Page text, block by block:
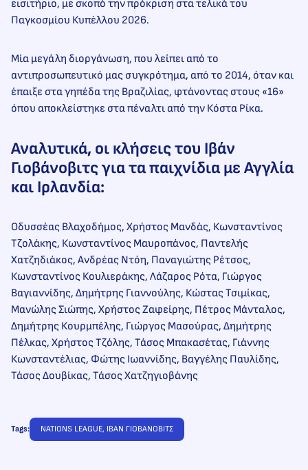
εισιτήριο, με σκοπό την πρόκριση στα τελικά του
Παγκοσμίου Κυπέλλου 2026.
Μία μεγάλη διοργάνωση, που λείπει από το
αντιπροσωπευτικό μας συγκρότημα, από το 2014, όταν και
έπαιξε στα γηπέδα της Βραζιλίας, φτάνοντας στους «16»
όπου αποκλείστηκε στα πέναλτι από την Κόστα Ρίκα.
Αναλυτικά, οι κλήσεις του Ιβάν
Γιοβάνοβιτς για τα παιχνίδια με Αγγλία
και Ιρλανδία:
Οδυσσέας Βλαχοδήμος, Χρήστος Μανδάς, Κωνσταντίνος
Τζολάκης, Κωνσταντίνος Μαυροπάνος, Παντελής
Χατζηδιάκος, Ανδρέας Ντόη, Παναγιώτης Ρέτσος,
Κωνσταντίνος Κουλιεράκης, Λάζαρος Ρότα, Γιώργος
Βαγιαννίδης, Δημήτρης Γιαννούλης, Κώστας Τσιμίκας,
Μανώλης Σιώπης, Χρήστος Ζαφείρης, Πέτρος Μάνταλος,
Δημήτρης Κουρμπέλης, Γιώργος Μασούρας, Δημήτρης
Πέλκας, Χρήστος Τζόλης, Τάσος Μπακασέτας, Γιάννης
Κωνσταντέλιας, Φώτης Ιωαννίδης, Βαγγέλης Παυλίδης,
Τάσος Δουβίκας, Τάσος Χατζηγιοβάνης
Tags: NATIONS LEAGUE, ΙΒΑΝ ΓΙΟΒΑΝΟΒΙΤΣ